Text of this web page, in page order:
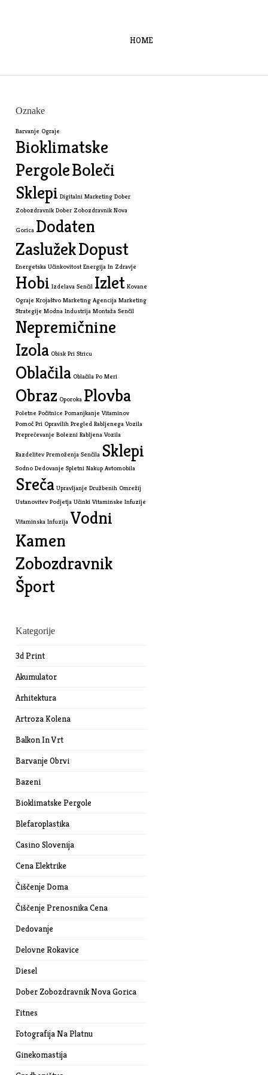
HOME
Oznake
Barvanje Ograje
Bioklimatske
PergoleBoleči
Sklepi Digitalni Marketing Dober
Zobozdravnik Dober Zobozdravnik Nova
Gorica Dodaten
ZaslužekDopust
Energetska Učinkovitost Energija In Zdravje
Hobi Izdelava Senčil Izlet Kovane
Ograje Krojaštvo Marketing Agencija Marketing
Strategije Modna Industrija Montaža Senčil
Nepremičnine
Izola Obisk Pri Stricu
Oblačila Oblačila Po Meri
Obraz Oporoka Plovba
Poletne Počitnice Pomanjkanje Vitaminov
Pomoč Pri Opravilih Pregled Rabljenega Vozila
Preprečevanje Bolezni Rabljena Vozila
Razdelitev Premoženja Senčila Sklepi
Sodno Dedovanje Spletni Nakup Avtomobila
Sreča Upravljanje Družbenih Omrežij
Ustanovitev Podjetja Učinki Vitaminske Infuzije
Vitaminska Infuzija Vodni
Kamen
Zobozdravnik
Šport
Kategorije
3d Print
Akumulator
Arhitektura
Artroza Kolena
Balkon In Vrt
Barvanje Obrvi
Bazeni
Bioklimatske Pergole
Blefaroplastika
Casino Slovenija
Cena Elektrike
Čiščenje Doma
Čiščenje Prenosnika Cena
Dedovanje
Delovne Rokavice
Diesel
Dober Zobozdravnik Nova Gorica
Fitnes
Fotografija Na Platnu
Ginekomastija